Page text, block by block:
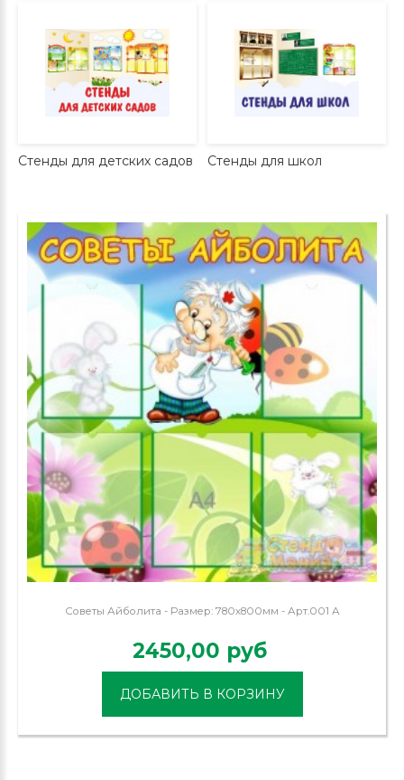
Стенды для детских садов Стенды для школ
Советы Айболита - Размер: 780х800мм - Арт.001 А
2450,00 руб
ДОБАВИТЬ В КОРЗИНУ